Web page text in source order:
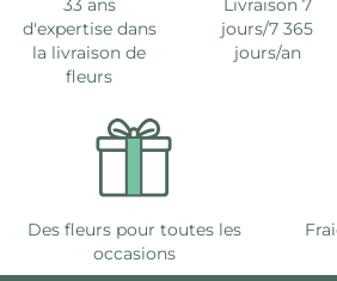
33 ans
d'expertise dans
la livraison de
fleurs
Livraison 7
jours/7 365
jours/an
Des fleurs pour toutes les
occasions